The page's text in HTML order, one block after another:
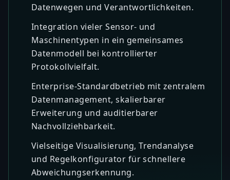
Datenwegen und Verantwortlichkeiten.
Integration vieler Sensor- und
Maschinentypen in ein gemeinsames
Datenmodell bei kontrollierter
Protokollvielfalt.
Enterprise-Standardbetrieb mit zentralem
Datenmanagement, skalierbarer
Erweiterung und auditierbarer
Nachvollziehbarkeit.
Vielseitige Visualisierung, Trendanalyse
und Regelkonfigurator für schnellere
Abweichungserkennung.